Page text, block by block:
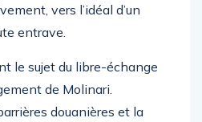
vers l’idéal d’un
entrave.
le sujet du libre-échange
de Molinari.
douanières et la